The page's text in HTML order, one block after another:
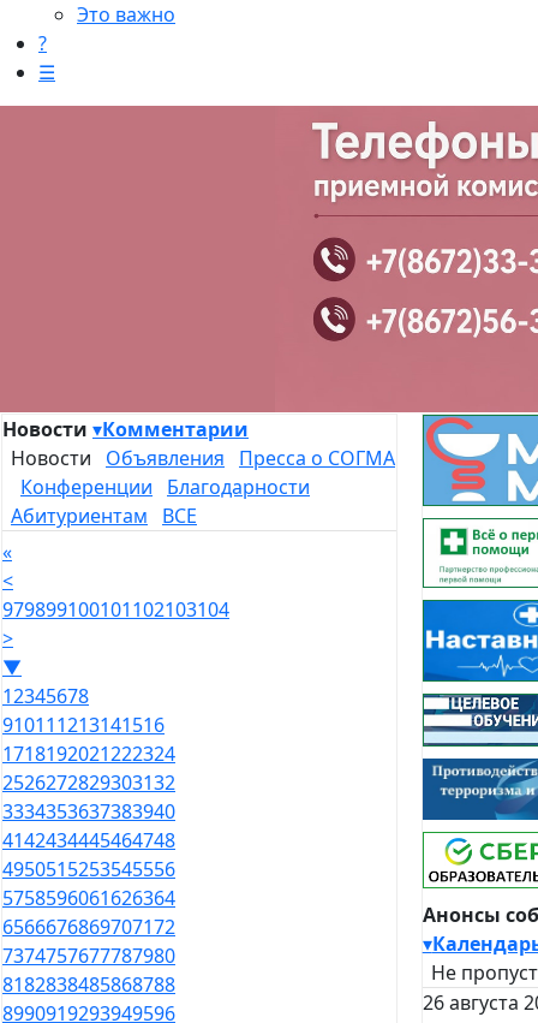
Это важно
?
☰
Новости ▾Комментарии
Новости Объявления
Пресса о СОГМА
Конференции
Благодарности
Абитуриентам
ВСЕ
«
<
979899100101102103104
>
▼
12345678
910111213141516
1718192021222324
2526272829303132
3334353637383940
4142434445464748
4950515253545556
5758596061626364
6566676869707172
7374757677787980
8182838485868788
8990919293949596
Анонсы
▾
Не
26 августа